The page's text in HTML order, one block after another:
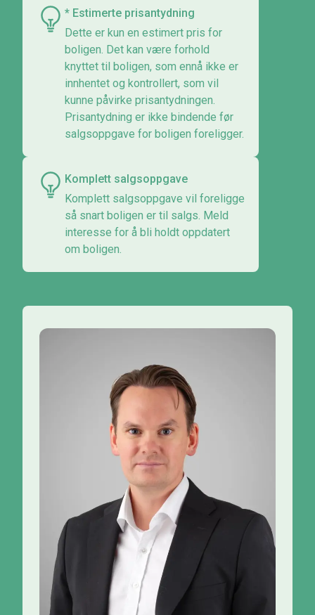
* Estimerte prisantydning
Dette er kun en estimert pris for
boligen. Det kan være forhold
knyttet til boligen, som ennå ikke er
innhentet og kontrollert, som vil
kunne påvirke prisantydningen.
Prisantydning er ikke bindende før
salgsoppgave for boligen foreligger.
Komplett salgsoppgave
Komplett salgsoppgave vil foreligge
så snart boligen er til salgs. Meld
interesse for å bli holdt oppdatert
om boligen.